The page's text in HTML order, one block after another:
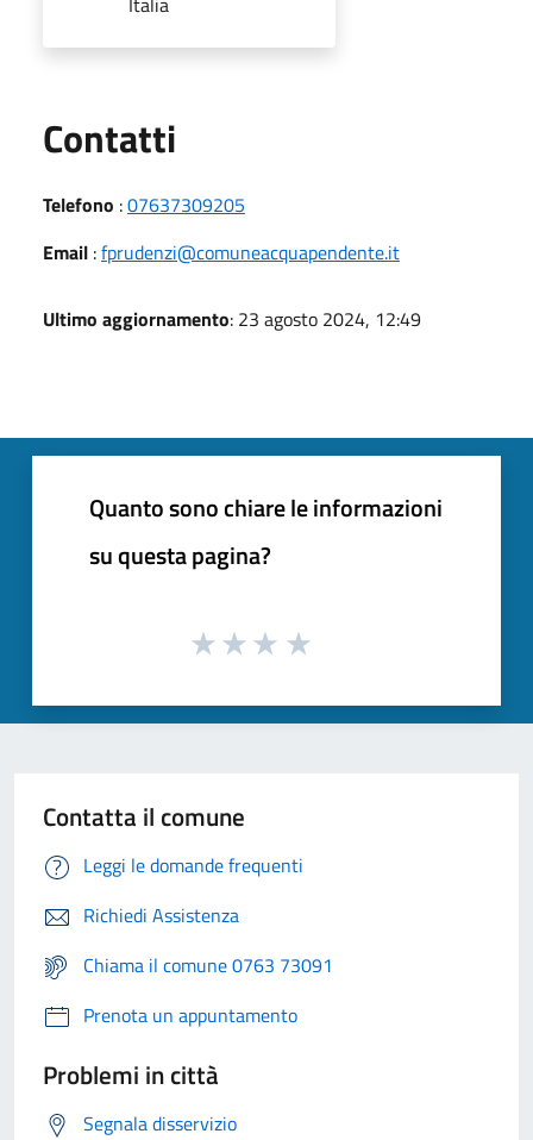
Contatti
Telefono :07637309205
Email :fprudenzi@comuneacquapendente.it
Ultimo aggiornamento: 23 agosto 2024, 12:49
Quanto sono chiare le informazioni
su questa pagina?
Contatta il comune
Leggi le domande frequenti
Richiedi Assistenza
Chiama il comune 0763 73091
Prenota un appuntamento
Problemi in città
Segnala disservizio